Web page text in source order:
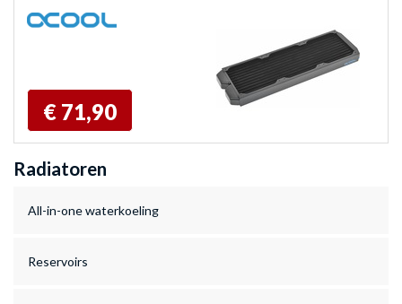
€ 71,90
Radiatoren
All-in-one waterkoeling
Reservoirs